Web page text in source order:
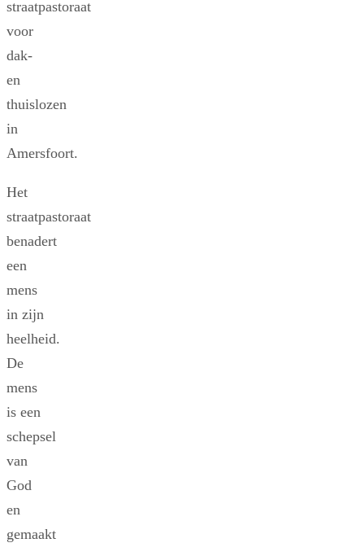
straatpastoraat
voor
dak-
en
thuislozen
in
Amersfoort.
Het
straatpastoraat
benadert
een
mens
in zijn
heelheid.
De
mens
is een
schepsel
van
God
en
gemaakt